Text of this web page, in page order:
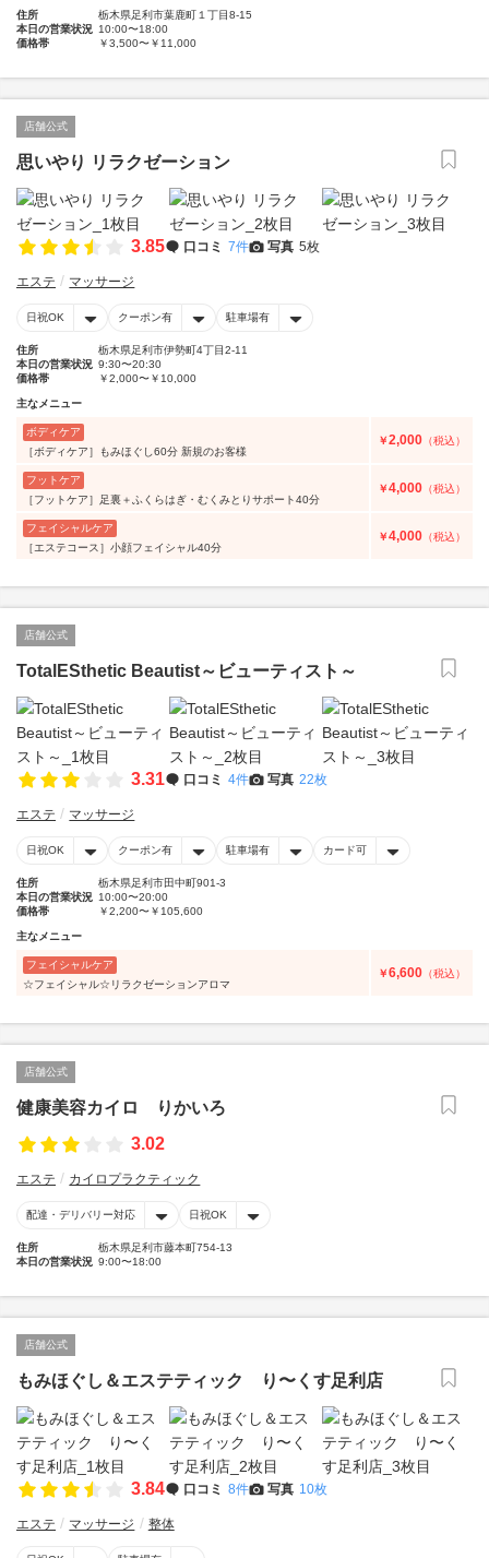
住所
栃木県足利市葉鹿町１丁目8-15
本日の営業状況 10:00〜18:00
価格帯
￥3,500〜￥11,000
店舗公式
思いやり リラクゼーション
3.85 口コミ 7件 写真 5枚
エステ マッサージ
日祝OK クーポン有 駐車場有
住所
栃木県足利市伊勢町4丁目2-11
本日の営業状況 9:30〜20:30
価格帯
￥2,000〜￥10,000
主なメニュー
ボディケア
［ボディケア］もみほぐし60分 新規のお客様
￥2,000 （税込）
フットケア
［フットケア］足裏＋ふくらはぎ・むくみとりサポート40分
￥4,000 （税込）
フェイシャルケア
［エステコース］小顔フェイシャル40分
￥4,000 （税込）
店舗公式
TotalESthetic Beautist～ビューティスト～
3.31 口コミ 4件 写真 22枚
エステ マッサージ
日祝OK クーポン有 駐車場有 カード可
住所
栃木県足利市田中町901-3
本日の営業状況 10:00〜20:00
価格帯
￥2,200〜￥105,600
主なメニュー
フェイシャルケア
☆フェイシャル☆リラクゼーションアロマ
￥6,600 （税込）
店舗公式
健康美容カイロ りかいろ
3.02
エステ カイロプラクティック
配達・デリバリー対応 日祝OK
住所
栃木県足利市藤本町754-13
本日の営業状況 9:00〜18:00
店舗公式
もみほぐし＆エステティック り〜くす足利店
3.84 口コミ 8件 写真 10枚
エステ マッサージ 整体